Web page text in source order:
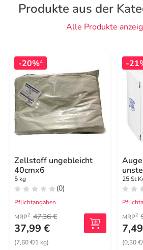
Produkte aus der
Alle Produkte
-20%4
Zellstoff ungebleicht
40cmx6
5 kg
(0)
Pflichtangaben
MRP2 47,36 €
37,99 €
(7,60 €/1 kg)
-
25 St
MRP2
(0,30